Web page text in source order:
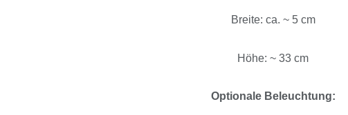
Breite: ca. ~ 5 cm
Höhe: ~ 33 cm
Optionale Beleuchtung: